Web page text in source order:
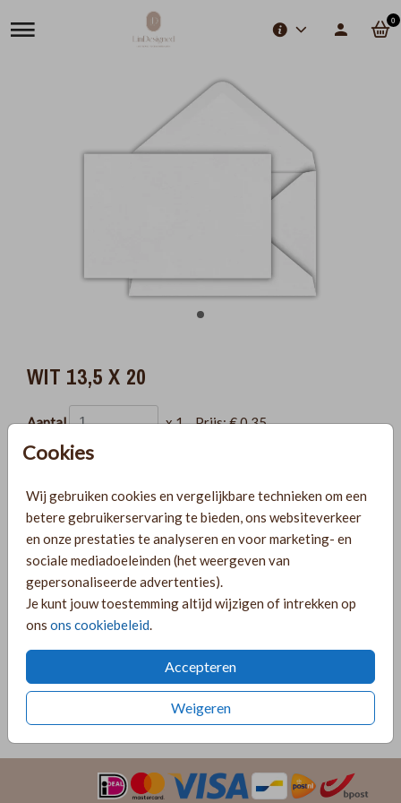
0
Cookies
Wij gebruiken cookies en vergelijkbare technieken om een
betere gebruikerservaring te bieden, ons websiteverkeer
en onze prestaties te analyseren en voor marketing- en
sociale mediadoeleinden (het weergeven van
gepersonaliseerde advertenties).
Je kunt jouw toestemming altijd wijzigen of intrekken op
ons ons cookiebeleid.
Accepteren
Weigeren
WIT 13,5 X 20
Aantal x 1 Prijs:€ 0,35
Gratis verzending
Voor 18:00 uur besteld, morgen in huis!
Ruime keuze uit producten voor bij je kaartje
wit 13,5 x 20
Prijs:€ 0,35